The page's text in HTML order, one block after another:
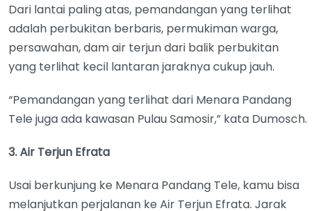
Dari lantai paling atas, pemandangan yang terlihat
adalah perbukitan berbaris, permukiman warga,
persawahan, dam air terjun dari balik perbukitan
yang terlihat kecil lantaran jaraknya cukup jauh.
“Pemandangan yang terlihat dari Menara Pandang
Tele juga ada kawasan Pulau Samosir,” kata Dumosch.
3. Air Terjun Efrata
Usai berkunjung ke Menara Pandang Tele, kamu bisa
melanjutkan perjalanan ke Air Terjun Efrata. Jarak